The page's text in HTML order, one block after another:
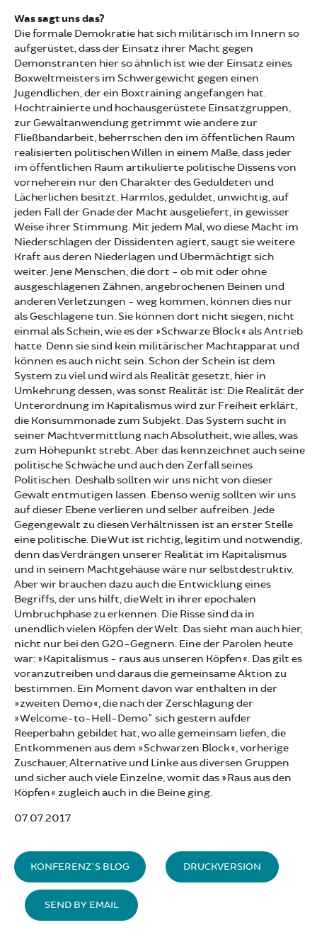
Was sagt uns das?
Die formale Demokratie hat sich militärisch im Innern so
aufgerüstet, dass der Einsatz ihrer Macht gegen
Demonstranten hier so ähnlich ist wie der Einsatz eines
Boxweltmeisters im Schwergewicht gegen einen
Jugendlichen, der ein Boxtraining angefangen hat.
Hochtrainierte und hochausgerüstete Einsatzgruppen,
zur Gewaltanwendung getrimmt wie andere zur
Fließbandarbeit, beherrschen den im öffentlichen Raum
realisierten politischen Willen in einem Maße, dass jeder
im öffentlichen Raum artikulierte politische Dissens von
vorneherein nur den Charakter des Geduldeten und
Lächerlichen besitzt. Harmlos, geduldet, unwichtig, auf
jeden Fall der Gnade der Macht ausgeliefert, in gewisser
Weise ihrer Stimmung. Mit jedem Mal, wo diese Macht im
Niederschlagen der Dissidenten agiert, saugt sie weitere
Kraft aus deren Niederlagen und Übermächtigt sich
weiter. Jene Menschen, die dort - ob mit oder ohne
ausgeschlagenen Zähnen, angebrochenen Beinen und
anderen Verletzungen - weg kommen, können dies nur
als Geschlagene tun. Sie können dort nicht siegen, nicht
einmal als Schein, wie es der »Schwarze Block« als Antrieb
hatte. Denn sie sind kein militärischer Machtapparat und
können es auch nicht sein. Schon der Schein ist dem
System zu viel und wird als Realität gesetzt, hier in
Umkehrung dessen, was sonst Realität ist: Die Realität der
Unterordnung im Kapitalismus wird zur Freiheit erklärt,
die Konsummonade zum Subjekt. Das System sucht in
seiner Machtvermittlung nach Absolutheit, wie alles, was
zum Höhepunkt strebt. Aber das kennzeichnet auch seine
politische Schwäche und auch den Zerfall seines
Politischen. Deshalb sollten wir uns nicht von dieser
Gewalt entmutigen lassen. Ebenso wenig sollten wir uns
auf dieser Ebene verlieren und selber aufreiben. Jede
Gegengewalt zu diesen Verhältnissen ist an erster Stelle
eine politische. Die Wut ist richtig, legitim und notwendig,
denn das Verdrängen unserer Realität im Kapitalismus
und in seinem Machtgehäuse wäre nur selbstdestruktiv.
Aber wir brauchen dazu auch die Entwicklung eines
Begriffs, der uns hilft, die Welt in ihrer epochalen
Umbruchphase zu erkennen. Die Risse sind da in
unendlich vielen Köpfen der Welt. Das sieht man auch hier,
nicht nur bei den G20-Gegnern. Eine der Parolen heute
war: »Kapitalismus - raus aus unseren Köpfen«. Das gilt es
voranzutreiben und daraus die gemeinsame Aktion zu
bestimmen. Ein Moment davon war enthalten in der
»zweiten Demo«, die nach der Zerschlagung der
»Welcome-to-Hell-Demo" sich gestern aufder
Reeperbahn gebildet hat, wo alle gemeinsam liefen, die
Entkommenen aus dem »Schwarzen Block«, vorherige
Zuschauer, Alternative und Linke aus diversen Gruppen
und sicher auch viele Einzelne, womit das »Raus aus den
Köpfen« zugleich auch in die Beine ging.
07.07.2017
KONFERENZ'S BLOG DRUCKVERSION
SEND BY EMAIL